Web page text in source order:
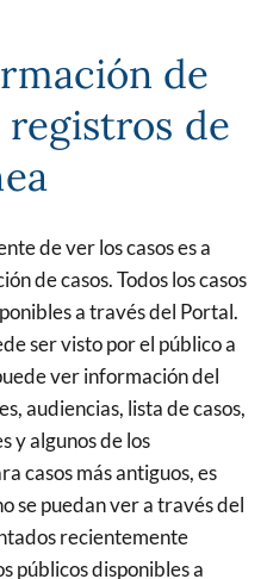
de
registros de
de ver los casos es a
de casos. Todos los casos
a través del Portal.
ser visto por el público a
ver información del
audiencias, lista de casos,
y algunos de los
casos más antiguos, es
se puedan ver a través del
recientemente
públicos disponibles a